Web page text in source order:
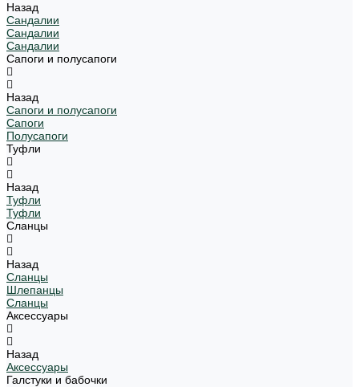
Назад
Сандалии
Сандалии
Сандалии
Сапоги и полусапоги
Назад
Сапоги и полусапоги
Сапоги
Полусапоги
Туфли
Назад
Туфли
Туфли
Сланцы
Назад
Сланцы
Шлепанцы
Сланцы
Аксессуары
Назад
Аксессуары
Галстуки и бабочки